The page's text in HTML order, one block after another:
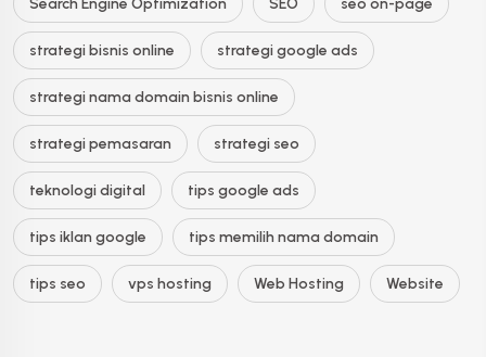
Search Engine Optimization SEO seo on-page
strategi bisnis online strategi google ads
strategi nama domain bisnis online
strategi pemasaran strategi seo
teknologi digital tips google ads
tips iklan google tips memilih nama domain
tips seo vps hosting Web Hosting Website